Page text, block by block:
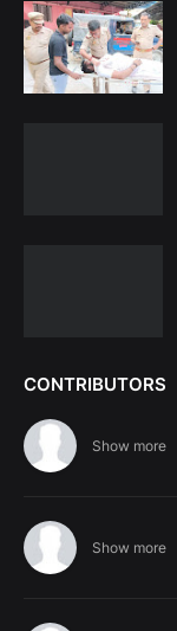
CONTRIBUTORS
Show more
Show more